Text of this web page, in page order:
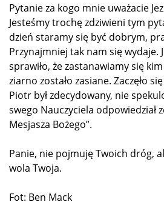
Pytanie za kogo mnie uważacie
Jesteśmy trochę zdziwieni tym
dzień staramy się być dobrym,
Przynajmniej tak nam się wydaje.
sprawiło, że zastanawiamy się
ziarno zostało zasiane. Zaczęło
Piotr był zdecydowany, nie
swego Nauczyciela odpowiedział
Mesjasza Bożego”.
Panie, nie pojmuję Twoich dróg,
wola Twoja.
Fot: Ben Mack